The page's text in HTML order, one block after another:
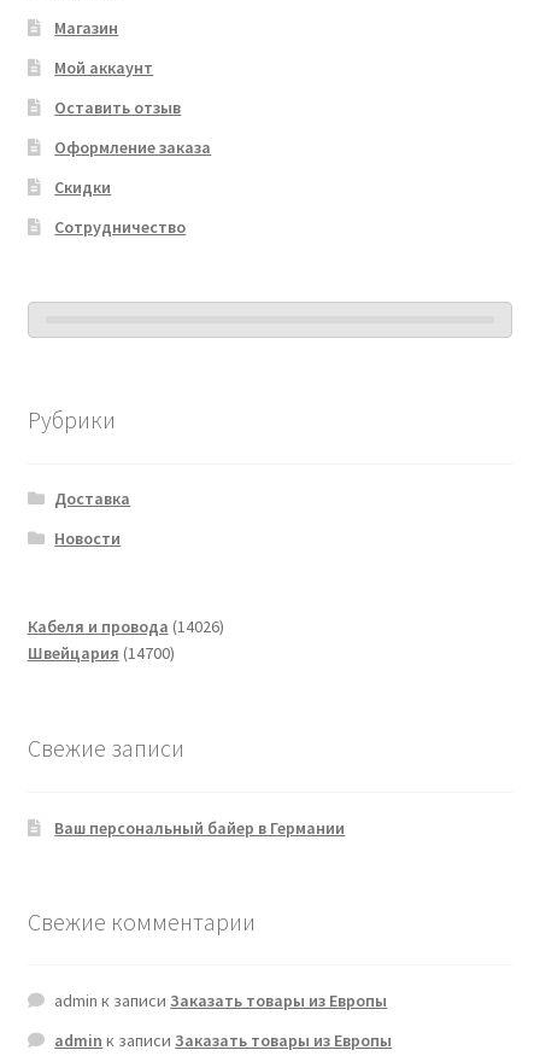
Магазин
Мой аккаунт
Оставить отзыв
Оформление заказа
Скидки
Сотрудничество
Рубрики
Доставка
Новости
Кабеля и провода 1402614026
Швейцария 1470014700
Свежие записи
Ваш персональный байер в Германии
Свежие комментарии
admin к записиЗаказать товары из Европы
admin к записиЗаказать товары из Европы